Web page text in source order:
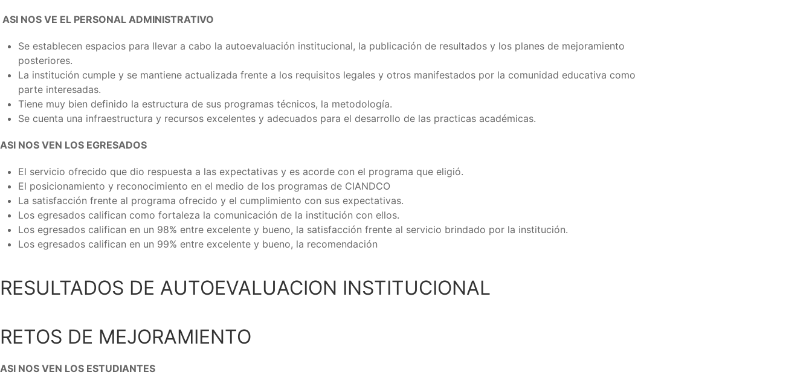
ASI NOS VE EL PERSONAL ADMINISTRATIVO
Se establecen espacios para llevar a cabo la autoevaluación institucional, la publicación de resultados y los planes de mejoramiento
posteriores.
La institución cumple y se mantiene actualizada frente a los requisitos legales y otros manifestados por la comunidad educativa como
parte interesadas.
Tiene muy bien definido la estructura de sus programas técnicos, la metodología.
Se cuenta una infraestructura y recursos excelentes y adecuados para el desarrollo de las practicas académicas.
ASI NOS VEN LOS EGRESADOS
El servicio ofrecido que dio respuesta a las expectativas y es acorde con el programa que eligió.
El posicionamiento y reconocimiento en el medio de los programas de CIANDCO
La satisfacción frente al programa ofrecido y el cumplimiento con sus expectativas.
Los egresados califican como fortaleza la comunicación de la institución con ellos.
Los egresados califican en un 98% entre excelente y bueno, la satisfacción frente al servicio brindado por la institución.
Los egresados califican en un 99% entre excelente y bueno, la recomendación
RESULTADOS DE AUTOEVALUACION INSTITUCIONAL
RETOS DE MEJORAMIENTO
ASI NOS VEN LOS ESTUDIANTES